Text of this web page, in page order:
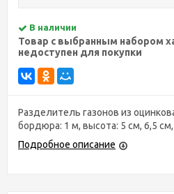
В наличии
Товар с выбранным набором
недоступен для покупки
Разделитель газонов из
бордюра: 1 м, высота: 5 см, 6,5
Подробное описание